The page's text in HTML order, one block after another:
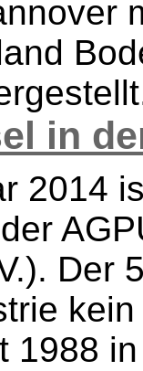
in
2014
Der
1988